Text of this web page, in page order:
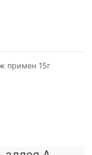
примен 15г